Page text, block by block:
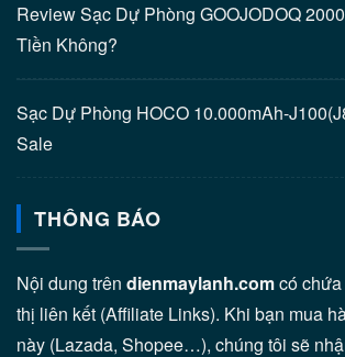
Review Sạc Dự Phòng GOOJODOQ
Tiền Không?
Sạc Dự Phòng HOCO 10.000mAh-
Sale
THÔNG BÁO
Nội dung trên dienmaylanh.comcó
thị liên kết (Affiliate Links). Khi bạn mua
này (Lazada, Shopee…), chúng tôi sẽ